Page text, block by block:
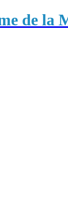
de la